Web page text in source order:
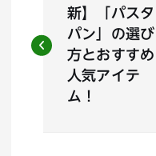
ナ
新】「パスタ
パン」の選び
方とおすすめ
人気アイテ
ム！